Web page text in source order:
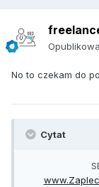
No to czekam do
Cytat